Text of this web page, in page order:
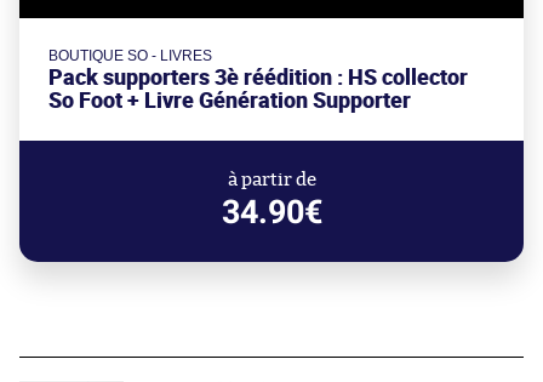
BOUTIQUE SO - LIVRES
Pack supporters 3è réédition : HS collector
So Foot + Livre Génération Supporter
à partir de
34.90€